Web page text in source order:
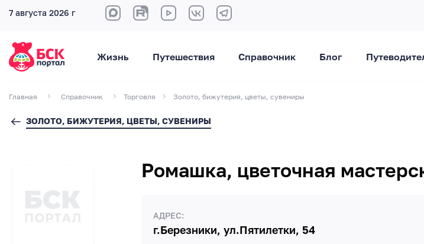
7 августа 2026 г
Жизнь Путешествия Справочник Блог
Главная Справочник Торговля Золото, бижутерия, цветы, сувениры
ЗОЛОТО, БИЖУТЕРИЯ, ЦВЕТЫ, СУВЕНИРЫ
Ромашка, цветочная
АДРЕС:
г.Березники, ул.Пятилетки, 54